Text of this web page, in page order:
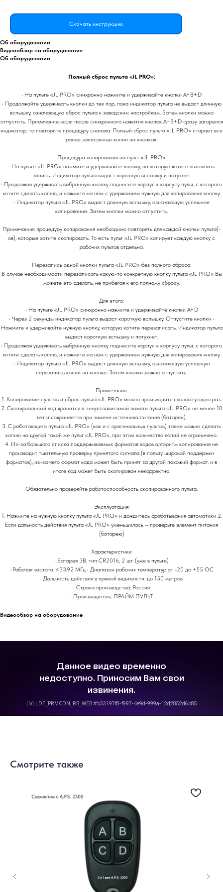
Скачать инструкцию
Об оборудовании
Видеообзор на оборудование
Об оборудовании
Полный сброс пульта «JL PRO»:
• На пульте «JL PRO» синхронно нажмите и удерживайте кнопки A+B+D
• Продолжайте удерживать кнопки до тех пор, пока индикатор пульта не выдаст длинную
вспышку, означающую сброс пульта к заводским настройкам. Затем кнопки можно
отпустить. Примечание: если после синхронного нажатия кнопок A+B+D сразу загорелся
индикатор, то повторите процедуру сначала. Полный сброс пульта «JL PRO» стирает все
ранее записанные копии на кнопках.
Процедура копирования на пульт «JL PRO»:
• На пульте «JL PRO» нажмите и удерживайте кнопку, на которую хотите выполнить
запись. Индикатор пульта выдаст короткую вспышку и потухнет.
• Продолжая удерживать выбранную кнопку поднесите корпус к корпусу пульт, с которого
хотите сделать копию, и нажмите на нём с удержанием нужную для копирования кнопку.
• Индикатор пульта «JL PRO» выдаст длинную вспышку, означающую успешное
копирование. Затем кнопки можно отпустить.
Примечание: процедуру копирования необходимо повторять для каждой кнопки пульта(-
ов), которые хотите скопировать. То есть пульт «JL PRO» копирует каждую кнопку с
рабочих пультов отдельно.
Перезапись одной кнопки пульта «JL PRO» без полного сброса:
В случае необходимости перезаписать какую-то конкретную кнопку пульта «JL PRO» Вы
можете это сделать, не прибегая к его полному сбросу.
Для этого:
• На пульте «JL PRO» синхронно нажмите и удерживайте кнопки A+D
• Через 2 секунды индикатор пульта выдаст короткую вспышку. Отпустите кнопки •
Нажмите и удерживайте нужную кнопку, которую хотите перезаписать. Индикатор пульта
выдаст короткую вспышку и потухнет.
• Продолжая удерживать выбранную кнопку поднесите корпус к корпусу пульт, с которого
хотите сделать копию, и нажмите на нём с удержанием нужную для копирования кнопку.
• Индикатор пульта «JL PRO» выдаст длинную вспышку, означающую успешную
перезапись копии на кнопке. Затем кнопки можно отпустить.
Примечания:
1. Копирование пультов и сброс пульта «JL PRO» можно производить сколько угодно раз.
2. Скопированный код хранится в энергозависимой памяти пульта «JL PRO» не менее 10
лет и сохраняется при замене источника питания (батареи).
3. С работающего пульта «JL PRO» (как и с оригинальных пультов) также можно сделать
копию на другой такой же пульт «JL PRO», при этом количество копий не ограничено.
4. Из-за большого списка поддерживаемых форматов кодов алгоритм копирования не
производит тщательную проверку принятого сигнала (в пользу широкой поддержки
форматов), из-за чего формат кода может быть принят за другой похожий формат, и в
итоге код может быть скопирован некорректно.
Обязательно проверяйте работоспособность скопированного пульта.
Эксплуатация:
1. Нажмите на нужную кнопку пульта «JL PRO» и дождитесь срабатывания автоматики 2.
Если дальность действия пульта «JL PRO» уменьшилась – проверьте элемент питания
(батарею)
Характеристики:
• Батарея 3В, тип CR2016, 2 шт. (уже в пульте)
• Рабочая частота: 433,92 МГц • Диапазон рабочих температур от -20 до +55 OC
• Дальность действия в прямой видимости: до 150 метров
• Страна производства: Россия
• Производитель: ПРАЙМ ПУЛЬТ
Видеообзор на оборудование
Смотрите также